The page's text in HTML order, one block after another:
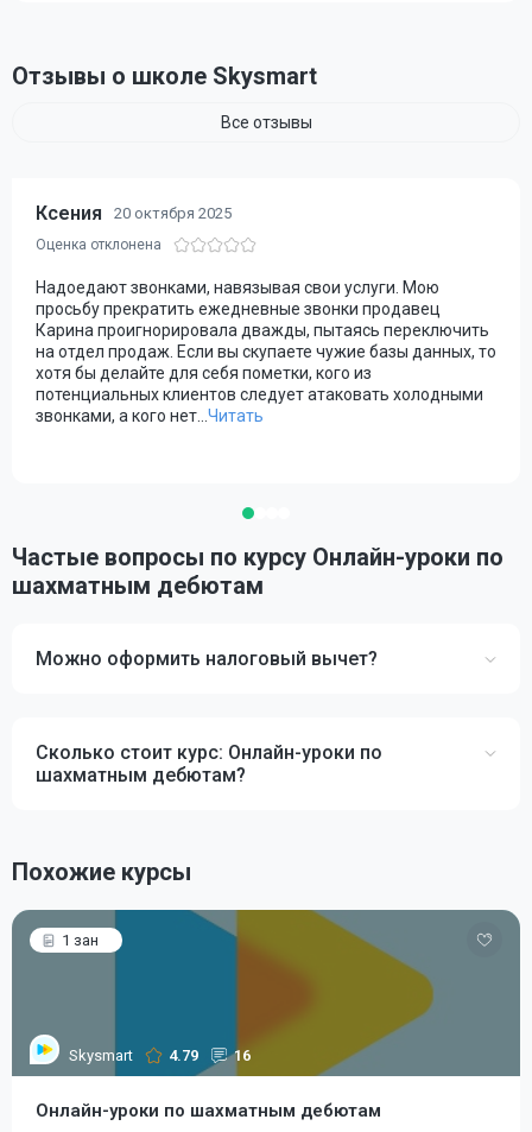
Отзывы о школе Skysmart
Все отзывы
Ксения 20 октября 2025
Надоедают звонками, навязывая свои услуги. Мою
просьбу прекратить ежедневные звонки продавец
Карина проигнорировала дважды, пытаясь переключить
на отдел продаж. Если вы скупаете чужие базы данных, то
хотя бы делайте для себя пометки, кого из
потенциальных клиентов следует атаковать холодными
звонками, а кого нет. Читать
Частые вопросы по курсу Онлайн-уроки по
шахматным дебютам
Можно оформить налоговый вычет?
Сколько стоит курс: Онлайн-уроки по
шахматным дебютам?
Похожие курсы
1 зан
Skysmart 4.79 16
Онлайн-уроки по шахматным дебютам